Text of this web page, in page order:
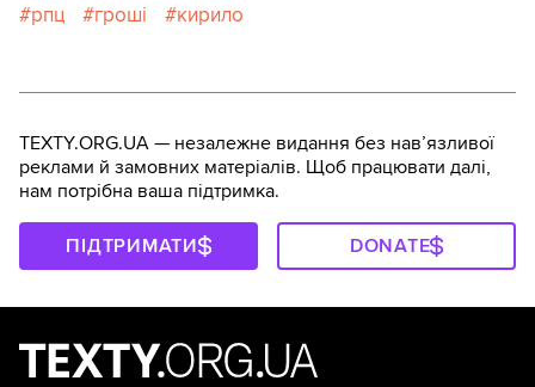
рпц гроші кирило
TEXTY.ORG.UA — незалежне видання без навʼязливої
реклами й замовних матеріалів. Щоб працювати далі,
нам потрібна ваша підтримка.
ПІДТРИМАТИ DONATE